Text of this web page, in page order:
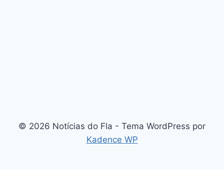
© 2026 Notícias do Fla - Tema WordPress por
Kadence WP